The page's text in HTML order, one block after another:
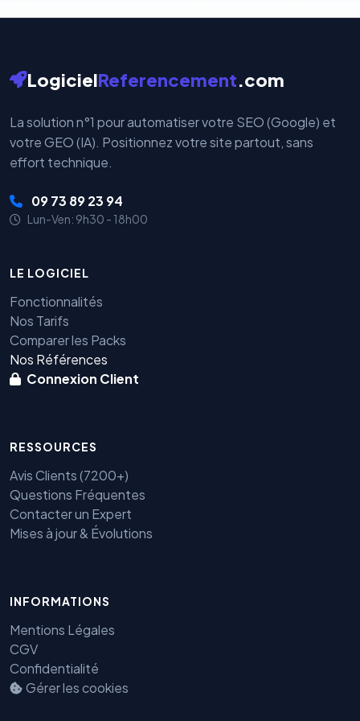
LogicielReferencement.com
La solution n°1 pour automatiser votre SEO (Google) et
votre GEO (IA). Positionnez votre site partout, sans
effort technique.
09 73 89 23 94
Lun-Ven: 9h30 - 18h00
LE LOGICIEL
Fonctionnalités
Nos Tarifs
Comparer les Packs
Nos Références
Connexion Client
RESSOURCES
Avis Clients (7200+)
Questions Fréquentes
Contacter un Expert
Mises à jour & Évolutions
INFORMATIONS
Mentions Légales
CGV
Confidentialité
Gérer les cookies